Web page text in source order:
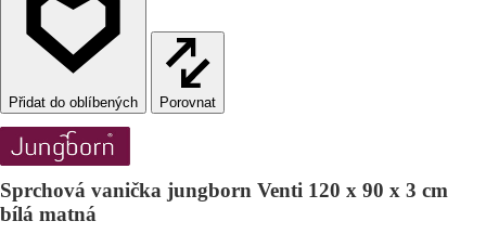
Porovnat
Sprchová vanička jungborn Venti 120 x 90 x 3 cm
bílá matná